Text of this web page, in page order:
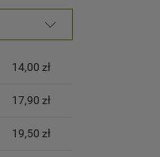
14,00 zł
17,90 zł
19,50 zł